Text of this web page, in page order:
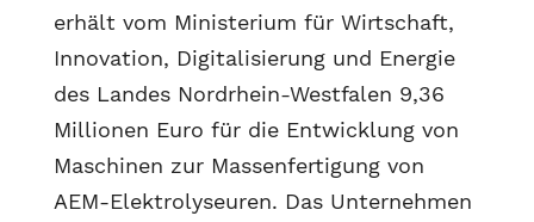
erhält vom Ministerium für Wirtschaft,
Innovation, Digitalisierung und Energie
des Landes Nordrhein-Westfalen 9,36
Millionen Euro für die Entwicklung von
Maschinen zur Massenfertigung von
AEM-Elektrolyseuren. Das Unternehmen